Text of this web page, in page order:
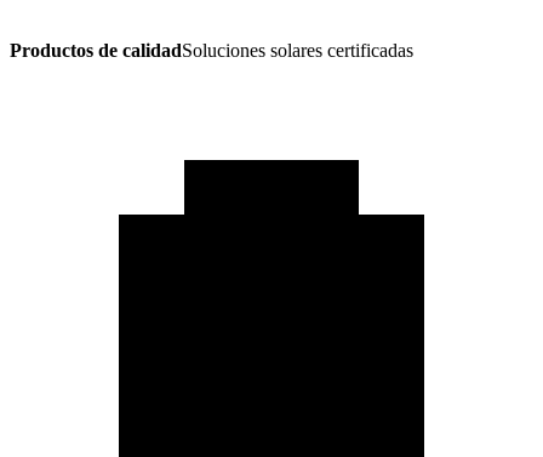
Productos de calidadSoluciones solares certificadas